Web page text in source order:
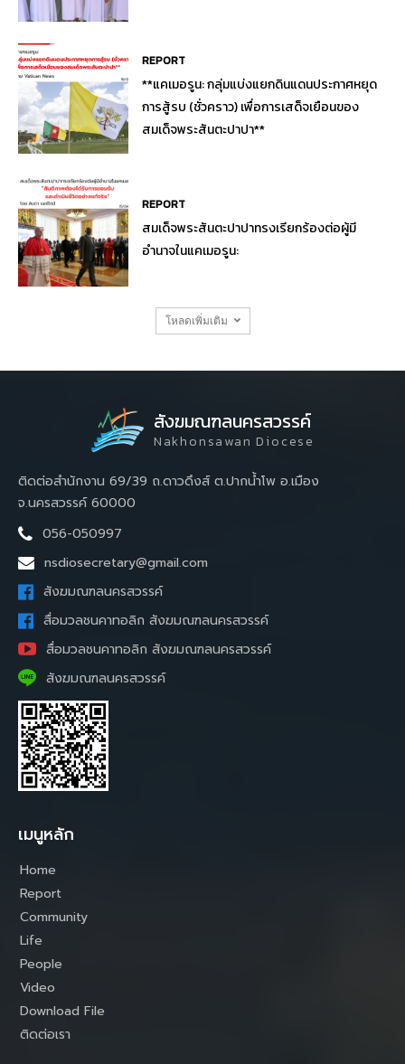
REPORT
**แคเมอรูน: กลุ่มแบ่งแยกดินแดนประกาศหยุด
การสู้รบ (ชั่วคราว) เพื่อการเสด็จเยือนของ
สมเด็จพระสันตะปาปา**
REPORT
สมเด็จพระสันตะปาปาทรงเรียกร้องต่อผู้มี
อำนาจในแคเมอรูน:
โหลดเพิ่มเติม
สังฆมณฑลนครสวรรค์
Nakhonsawan Diocese
ติดต่อสำนักงาน 69/39 ถ.ดาวดึงส์ ต.ปากน้ำโพ อ.เมือง
จ.นครสวรรค์ 60000
056-050997
nsdiosecretary@gmail.com
สังฆมณฑลนครสวรรค์
สื่อมวลชนคาทอลิก สังฆมณฑลนครสวรรค์
สื่อมวลชนคาทอลิก สังฆมณฑลนครสวรรค์
สังฆมณฑลนครสวรรค์
เมนูหลัก
Home
Report
Community
Life
People
Video
Download File
ติดต่อเรา